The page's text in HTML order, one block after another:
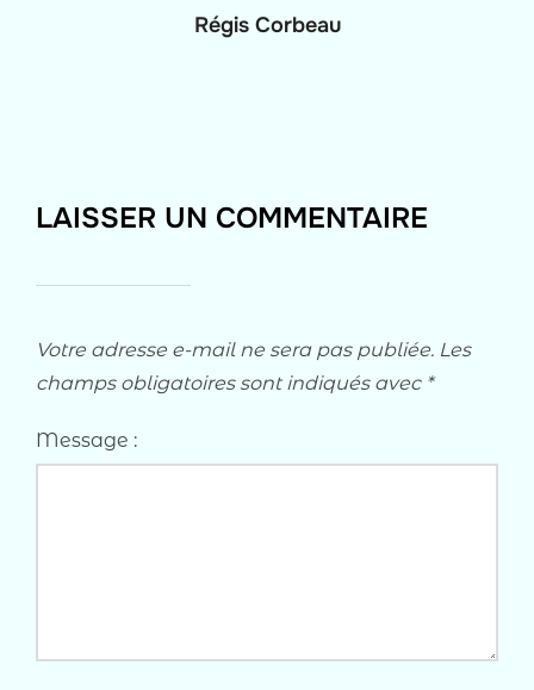
Régis Corbeau
LAISSER UN COMMENTAIRE
Votre adresse e-mail ne sera pas publiée. Les
champs obligatoires sont indiqués avec *
Message :